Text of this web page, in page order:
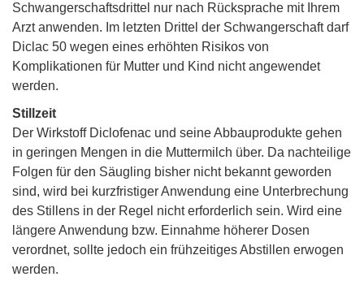
Schwangerschaftsdrittel nur nach Rücksprache mit Ihrem
Arzt anwenden. Im letzten Drittel der Schwangerschaft darf
Diclac 50 wegen eines erhöhten Risikos von
Komplikationen für Mutter und Kind nicht angewendet
werden.
Stillzeit
Der Wirkstoff Diclofenac und seine Abbauprodukte gehen
in geringen Mengen in die Muttermilch über. Da nachteilige
Folgen für den Säugling bisher nicht bekannt geworden
sind, wird bei kurzfristiger Anwendung eine Unterbrechung
des Stillens in der Regel nicht erforderlich sein. Wird eine
längere Anwendung bzw. Einnahme höherer Dosen
verordnet, sollte jedoch ein frühzeitiges Abstillen erwogen
werden.